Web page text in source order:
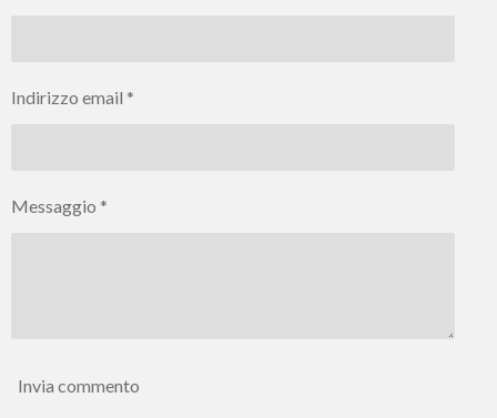
Indirizzo email *
Messaggio *
Invia commento